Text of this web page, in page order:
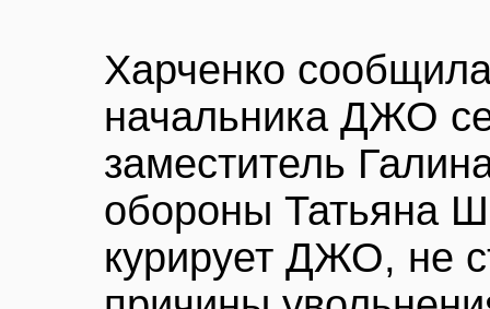
Харченко
начальника ДЖО
заместитель
обороны Татьяна
курирует ДЖО, не